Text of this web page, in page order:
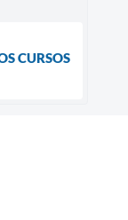
CURSOS